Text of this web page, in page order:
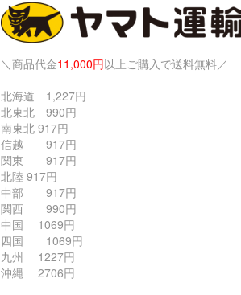
＼商品代金11,000円以上ご購入で送料無料／
北海道 1,227円
北東北 990円
南東北 917円
信越 917円
関東 917円
北陸 917円
中部 917円
関西 990円
中国 1069円
四国 1069円
九州 1227円
沖縄 2706円